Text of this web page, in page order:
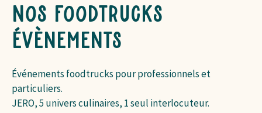
Nos foodtrucks
évènements
Événements foodtrucks pour professionnels et
particuliers.
JERO, 5 univers culinaires, 1 seul interlocuteur.